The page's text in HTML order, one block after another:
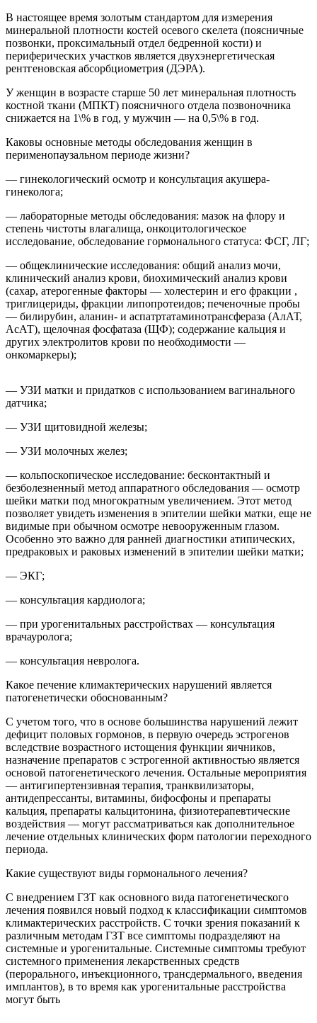
В настоящее время золотым стандартом для измерения
минеральной плотности костей осевого скелета (поясничные
позвонки, проксимальный отдел бедренной кости) и
периферических участков является двухэнергетическая
рентгеновская абсорбциометрия (ДЭРА).
У женщин в возрасте старше 50 лет минеральная плотность
костной ткани (МПКТ) поясничного отдела позвоночника
снижается на 1\% в год, у мужчин — на 0,5\% в год.
Каковы основные методы обследования женщин в
перименопаузальном периоде жизни?
— гинекологический осмотр и консультация акушера-
гинеколога;
— лабораторные методы обследования: мазок на флору и
степень чистоты влагалища, онкоцитологическое
исследование, обследование гормонального статуса: ФСГ, ЛГ;
— общеклинические исследования: общий анализ мочи,
клинический анализ крови, биохимический анализ крови
(сахар, атерогенные факторы — холестерин и его фракции ,
триглицериды, фракции липопротеидов; печеночные пробы
— билирубин, аланин- и аспатртатаминотрансфераза (АлАТ,
АсАТ), щелочная фосфатаза (ЩФ); содержание кальция и
других электролитов крови по необходимости —
онкомаркеры);
— УЗИ матки и придатков с использованием вагинального
датчика;
— УЗИ щитовидной железы;
— УЗИ молочных желез;
— кольпоскопическое исследование: бесконтактный и
безболезненный метод аппаратного обследования — осмотр
шейки матки под многократным увеличением. Этот метод
позволяет увидеть изменения в эпителии шейки матки, еще не
видимые при обычном осмотре невооруженным глазом.
Особенно это важно для ранней диагностики атипических,
предраковых и раковых изменений в эпителии шейки матки;
— ЭКГ;
— консультация кардиолога;
— при урогенитальных расстройствах — консультация
врачауролога;
— консультация невролога.
Какое печение климактерических нарушений является
патогенетически обоснованным?
С учетом того, что в основе большинства нарушений лежит
дефицит половых гормонов, в первую очередь эстрогенов
вследствие возрастного истощения функции яичников,
назначение препаратов с эстрогенной активностью является
основой патогенетического лечения. Остальные мероприятия
— антигипертензивная терапия, транквилизаторы,
антидепрессанты, витамины, бифосфоны и препараты
кальция, препараты кальцитонина, физиотерапевтические
воздействия — могут рассматриваться как дополнительное
лечение отдельных клинических форм патологии переходного
периода.
Какие существуют виды гормонального лечения?
С внедрением ГЗТ как основного вида патогенетического
лечения появился новый подход к классификации симптомов
климактерических расстройств. С точки зрения показаний к
различным методам ГЗТ все симптомы подразделяют на
системные и урогенитальные. Системные симптомы требуют
системного применения лекарственных средств
(перорального, инъекционного, трансдермального, введения
имплантов), в то время как урогенитальные расстройства
могут быть